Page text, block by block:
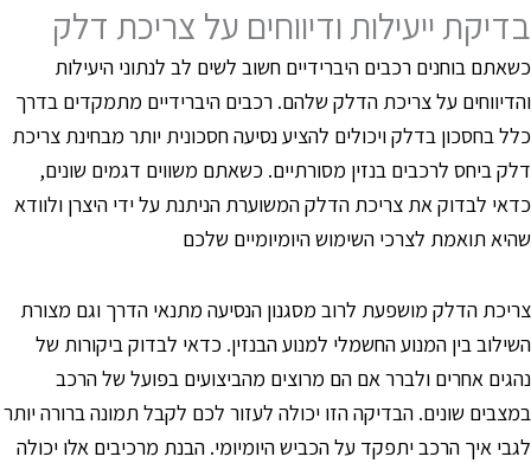
ייעילות ודיווחים על צריכת דלק
בוחנים רכבים היברידיים חשוב לשים לב לנתוני היעילות
על צריכת הדלק שלהם. רכבים היברידיים מתמקדים בדרך
בחסכון בדלק ויכולים להציע נסיעה חסכונית יותר מבחינת צריכת
ביחס לרכבים בנזין מסורתיים. כשאתם משווים דגמים שונים,
לבדוק את צריכת הדלק המשוערת הניתנת על ידי היצרן ולוודא
תואמת לצרכי השימוש היומיומיים שלכם
הדלק מושפעת לרוב מסגנון הנסיעה מתנאי הדרך וגם מצורת
בין המנוע החשמלי למנוע הבנזין. כדאי לבדוק ביקורות של
אחרים ולברר אם הם מרוצים מהביצועים בפועל של הרכב
שונים. הבדיקה הזו יכולה לעזור לכם לקבל תמונה ברורה יותר
איך הרכב יתפקד על הכביש היומיומי. הבנת מרכיבים אלו יכולה